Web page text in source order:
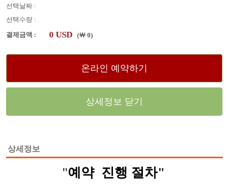
선택날짜 :
선택수량 :
결제금액 :
0 USD(￦ 0)
온라인 예약하기
상세정보 닫기
상세정보
"예약 진행 절차"